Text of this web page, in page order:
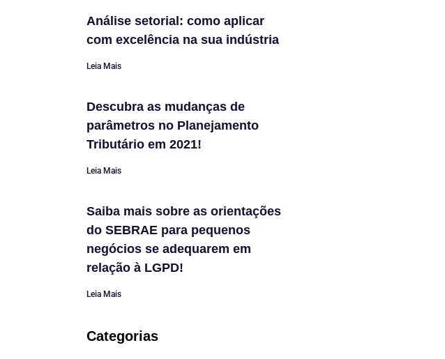
Análise setorial: como aplicar
com excelência na sua indústria
Leia Mais
Descubra as mudanças de
parâmetros no Planejamento
Tributário em 2021!
Leia Mais
Saiba mais sobre as orientações
do SEBRAE para pequenos
negócios se adequarem em
relação à LGPD!
Leia Mais
Categorias